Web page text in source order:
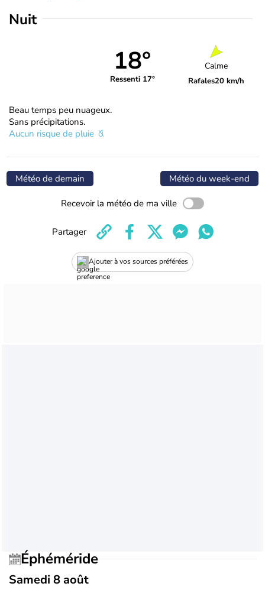
Nuit
18°
Ressenti 17°
Calme
Rafales20 km/h
Beau temps peu nuageux.
Sans précipitations.
Aucun risque de pluie
Météo de demain Météo du week-end
Recevoir la météo de ma ville
Ajouter à vos sources préférées
Partager
Éphéméride
Samedi 8 août